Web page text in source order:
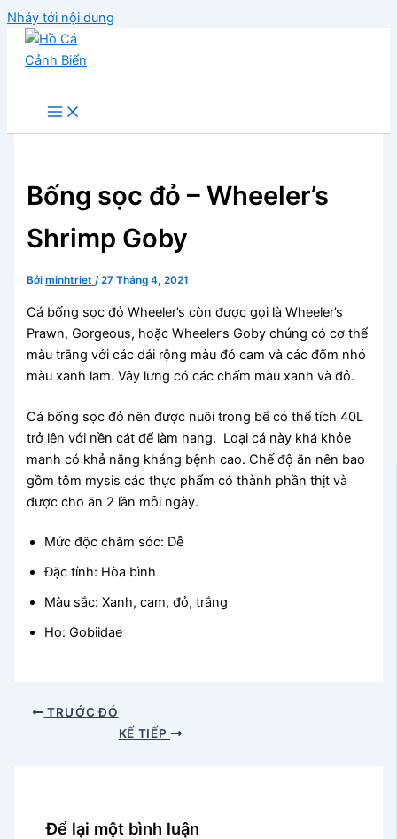
Nhảy tới nội dung
Bống sọc đỏ – Wheeler’s
Shrimp Goby
Bởiminhtriet/27 Tháng 4, 2021
Cá bống sọc đỏ Wheeler’s còn được gọi là Wheeler’s
Prawn, Gorgeous, hoặc Wheeler’s Goby chúng có cơ thể
màu trắng với các dải rộng màu đỏ cam và các đốm nhỏ
màu xanh lam. Vây lưng có các chấm màu xanh và đỏ.
Cá bống sọc đỏ nên được nuôi trong bể có thể tích 40L
trở lên với nền cát để làm hang. Loại cá này khá khỏe
manh có khả năng kháng bệnh cao. Chế độ ăn nên bao
gồm tôm mysis các thực phẩm có thành phần thịt và
được cho ăn 2 lần mỗi ngày.
Mức độc chăm sóc: Dễ
Đặc tính: Hòa bình
Màu sắc: Xanh, cam, đỏ, trắng
Họ: Gobiidae
TRƯỚC ĐÓ
KẾ TIẾP
Để lại một bình luận